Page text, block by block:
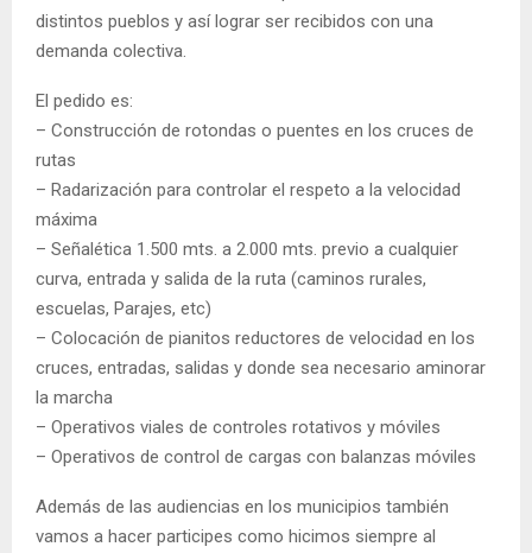
distintos pueblos y así lograr ser recibidos con una
demanda colectiva.
El pedido es:
– Construcción de rotondas o puentes en los cruces de
rutas
– Radarización para controlar el respeto a la velocidad
máxima
– Señalética 1.500 mts. a 2.000 mts. previo a cualquier
curva, entrada y salida de la ruta (caminos rurales,
escuelas, Parajes, etc)
– Colocación de pianitos reductores de velocidad en los
cruces, entradas, salidas y donde sea necesario aminorar
la marcha
– Operativos viales de controles rotativos y móviles
– Operativos de control de cargas con balanzas móviles
Además de las audiencias en los municipios también
vamos a hacer participes como hicimos siempre al